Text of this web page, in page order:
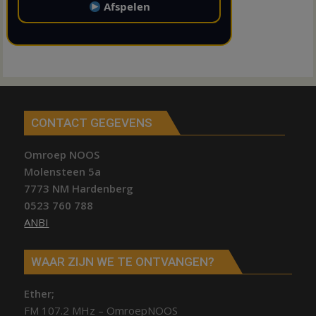
Afspelen
CONTACT GEGEVENS
Omroep NOOS
Molensteen 5a
7773 NM Hardenberg
0523 760 788
ANBI
WAAR ZIJN WE TE ONTVANGEN?
Ether;
FM 107.2 MHz – OmroepNOOS